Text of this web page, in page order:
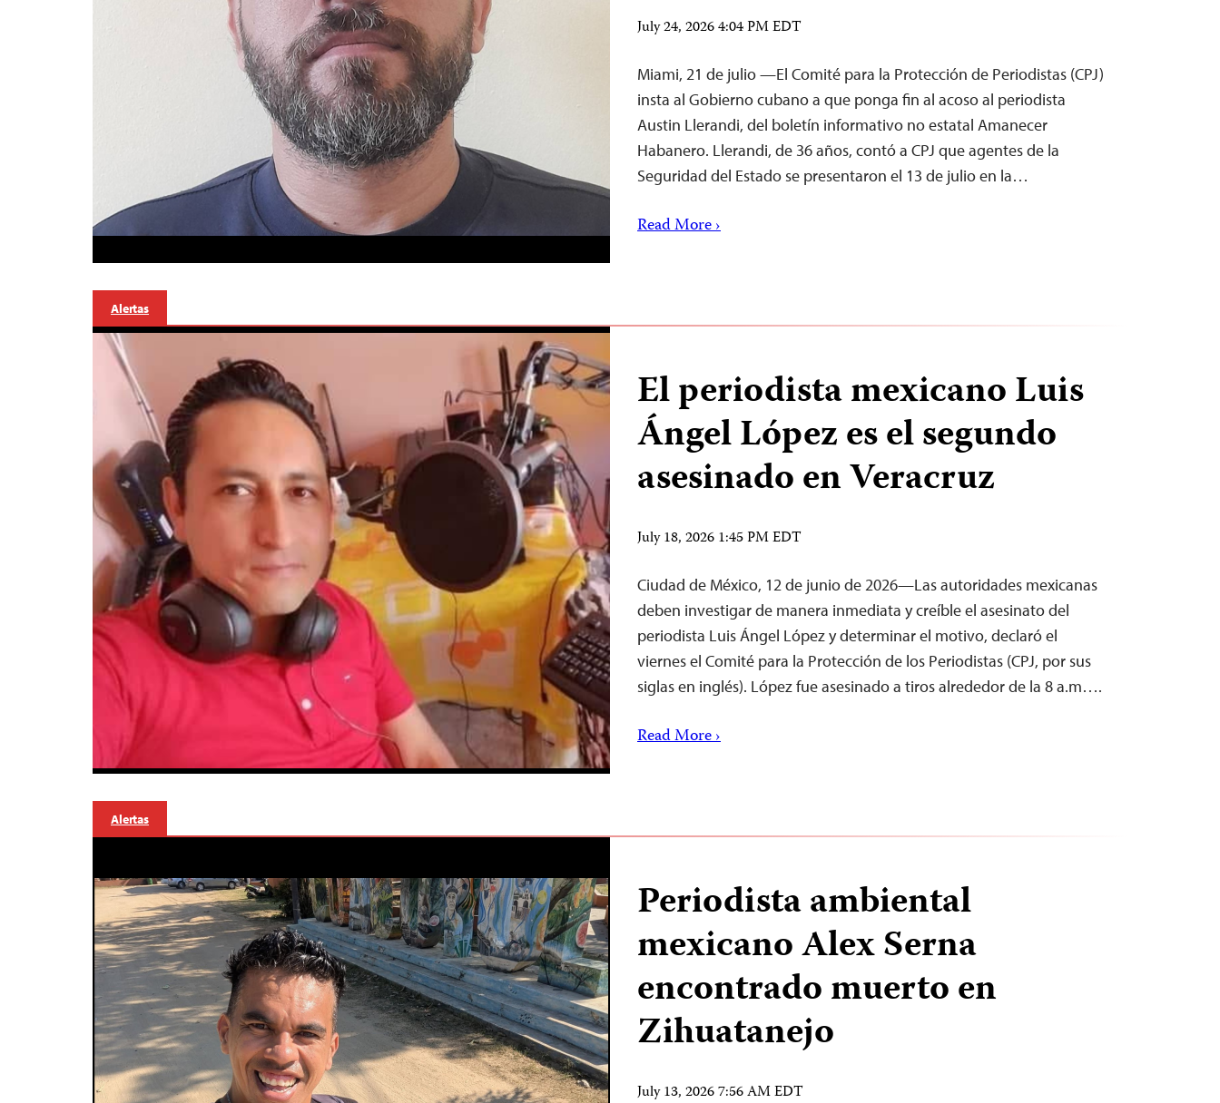
July 24, 2026 4:04 PM EDT
Miami, 21 de julio —El Comité para la Protección de Periodistas (CPJ)
insta al Gobierno cubano a que ponga fin al acoso al periodista
Austin Llerandi, del boletín informativo no estatal Amanecer
Habanero. Llerandi, de 36 años, contó a CPJ que agentes de la
Seguridad del Estado se presentaron el 13 de julio en la…
Read More ›
Alertas
El periodista mexicano Luis
Ángel López es el segundo
asesinado en Veracruz
July 18, 2026 1:45 PM EDT
Ciudad de México, 12 de junio de 2026—Las autoridades mexicanas
deben investigar de manera inmediata y creíble el asesinato del
periodista Luis Ángel López y determinar el motivo, declaró el
viernes el Comité para la Protección de los Periodistas (CPJ, por sus
siglas en inglés). López fue asesinado a tiros alrededor de la 8 a.m….
Read More ›
Alertas
Periodista ambiental
mexicano Alex Serna
encontrado muerto en
Zihuatanejo
July 13, 2026 7:56 AM EDT